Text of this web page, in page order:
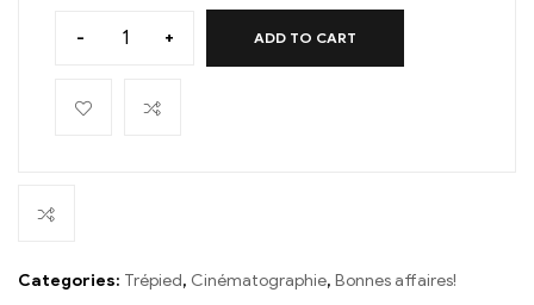
- + ADD TO CART
Categories: Trépied, Cinématographie, Bonnes affaires!